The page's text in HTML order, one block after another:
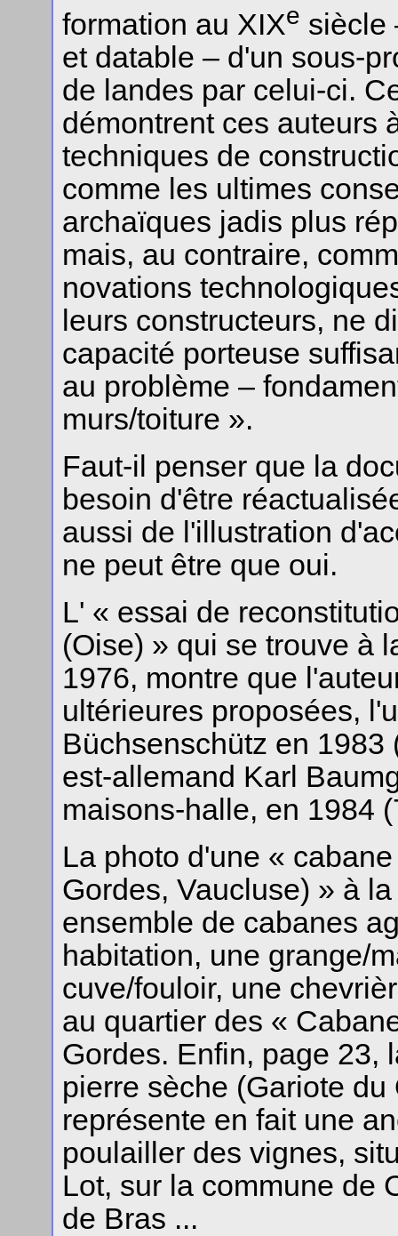
formation au XIXe siècle
et datable – d'un sous-
de landes par celui-ci.
démontrent ces auteurs
techniques de
comme les ultimes
archaïques jadis plus
mais, au contraire,
novations
leurs constructeurs, ne
capacité porteuse
au problème –
murs/toiture ».
Faut-il penser que la
besoin d'être
aussi de l'illustration
ne peut être que oui.
L' « essai de
(Oise) » qui se trouve à
1976, montre que
ultérieures proposées,
Büchsenschütz en 1983
est-allemand Karl
maisons-halle, en 1984
La photo d'une «
Gordes, Vaucluse) » à
ensemble de cabanes
habitation, une grange/
cuve/fouloir, une
au quartier des «
Gordes. Enfin, page 23,
pierre sèche (Gariote
représente en fait une
poulailler des vignes,
Lot, sur la commune de
de Bras ...